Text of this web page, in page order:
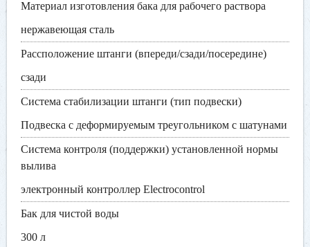
Материал изготовления бака для рабочего раствора
нержавеющая сталь
Рассположение штанги (впереди/сзади/посередине)
сзади
Система стабилизации штанги (тип подвески)
Подвеска с деформируемым треугольником с шатунами
Система контроля (поддержки) установленной нормы
вылива
электронный контроллер Electrocontrol
Бак для чистой воды
300 л